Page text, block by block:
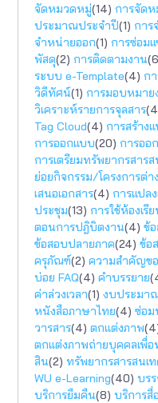
จัดหมวดหมู่(14) การจัด
ประมาณประจำปี(1) การ
จำหน่ายออก(1) การซ่อมแ
พัสดุ(2) การติดตามงาน
ระบบ e-Template(4) ก
วิดีทัศน์(1) การมอบหมาย
วิเคราะห์รายการจุลสาร
Tag Cloud(4) การสร้าง
การออกแบบ(20) การออ
การเตรียมทรัพยากรสารส
ย่อยกิจกรรม/โครงการต่า
เสนอเอกสาร(4) การแปล
ประชุม(13) การใช้ห้องเรี
ตอนการปฎิบิตงาน(4) ข้
ข้อสอบปลายภาค(24) ข้อ
ครุภัณฑ์(2) ความสำคัญข
บ่อย FAQ(4) คำบรรยาย
ค่าล่วงเวลา(1) งบประมา
หนังสือภาษาไทย(4) ซ่อม
วารสาร(4) ตกแต่งภาพ
ตกแต่งภาพถ่ายบุคคลเพื่
สิน(2) ทรัพยากรสารสนเ
WU e-Learning(40) บร
บริการยืมคืน(8) บริการ